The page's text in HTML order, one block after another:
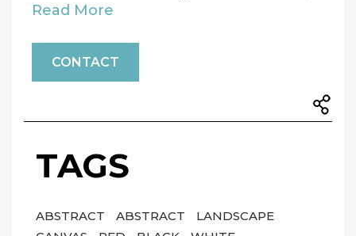
Read More
CONTACT
TAGS
ABSTRACT ABSTRACT
LANDSCAPE